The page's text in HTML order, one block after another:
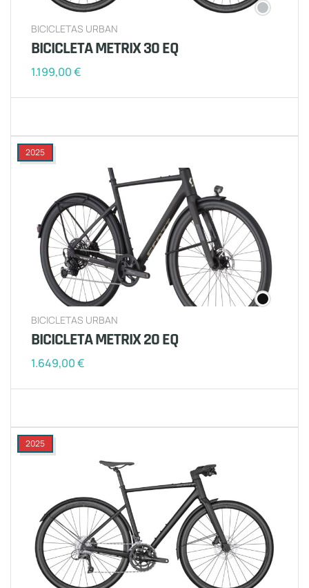
BICICLETAS URBAN
BICICLETA METRIX 30 EQ
1.199,00€
2025
BICICLETAS URBAN
BICICLETA METRIX 20 EQ
1.649,00€
2025